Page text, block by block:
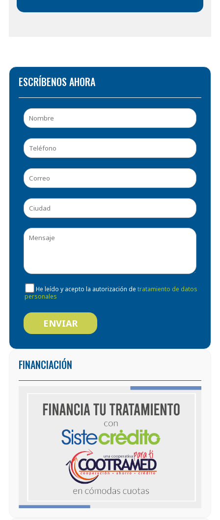
ESCRÍBENOS AHORA
He leído y acepto la autorización de tratamiento de datos
personales
FINANCIACIÓN